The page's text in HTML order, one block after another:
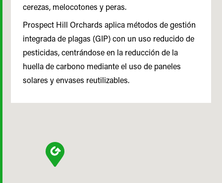
cerezas, melocotones y peras.
Prospect Hill Orchards aplica métodos de gestión
integrada de plagas (GIP) con un uso reducido de
pesticidas, centrándose en la reducción de la
huella de carbono mediante el uso de paneles
solares y envases reutilizables.